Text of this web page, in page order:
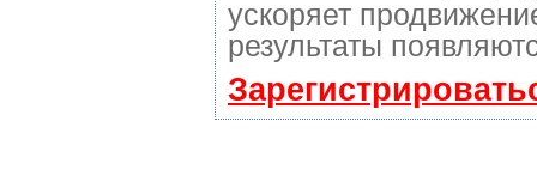
ускоряет
результаты